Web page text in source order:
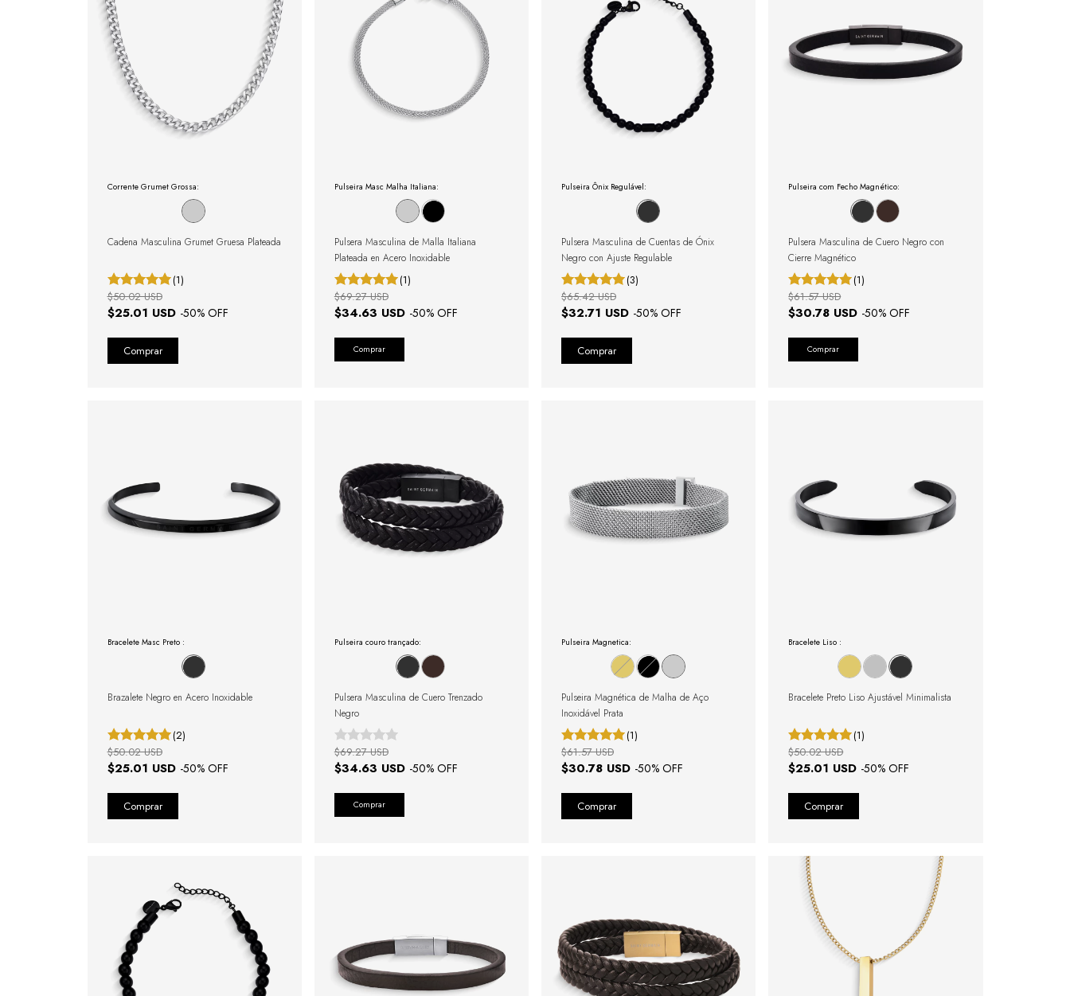
Corrente Grumet Grossa:
Cadena Masculina Grumet Gruesa Plateada
(1)
$25.01 USD -50% OFF
$50.02 USD
Pulseira Masc Malha Italiana:
Pulsera Masculina de Malla Italiana
Plateada en Acero Inoxidable
(1)
$34.63 USD -50% OFF
$69.27 USD
Comprar
Pulseira Ônix Regulável:
Pulsera Masculina de Cuentas de Ónix
Negro con Ajuste Regulable
(3)
$32.71 USD -50% OFF
$65.42 USD
Pulseira com Fecho Magnético:
Pulsera Masculina de Cuero Negro con
Cierre Magnético
(1)
$30.78 USD -50% OFF
$61.57 USD
Comprar
Bracelete Masc Preto :
Brazalete Negro en Acero Inoxidable
(2)
$25.01 USD -50% OFF
$50.02 USD
Pulseira couro trançado:
Pulsera Masculina de Cuero Trenzado
Negro
$34.63 USD -50% OFF
$69.27 USD
Comprar
Pulseira Magnetica:
Pulseira Magnética de Malha de Aço
Inoxidável Prata
(1)
$30.78 USD -50% OFF
$61.57 USD
Bracelete Liso :
Bracelete Preto Liso Ajustável Minimalista
(1)
$25.01 USD -50% OFF
$50.02 USD